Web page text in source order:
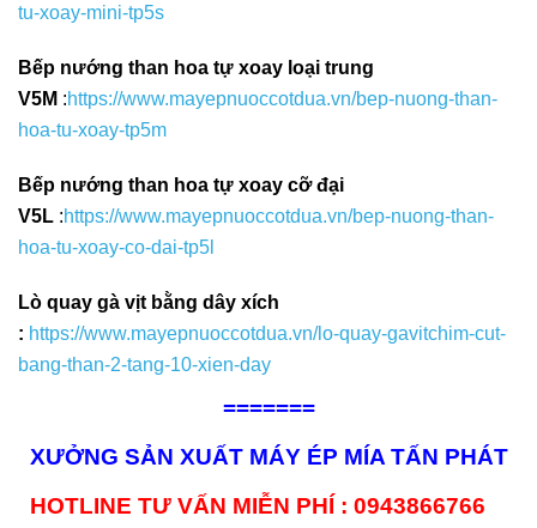
tu-xoay-mini-tp5s
Bếp nướng than hoa tự xoay loại trung
V5M :https://www.mayepnuoccotdua.vn/bep-nuong-than-
hoa-tu-xoay-tp5m
Bếp nướng than hoa tự xoay cỡ đại
V5L :https://www.mayepnuoccotdua.vn/bep-nuong-than-
hoa-tu-xoay-co-dai-tp5l
Lò quay gà vịt bằng dây xích
: https://www.mayepnuoccotdua.vn/lo-quay-gavitchim-cut-
bang-than-2-tang-10-xien-day
=======
XƯỞNG SẢN XUẤT MÁY ÉP MÍA TẤN PHÁT
HOTLINE TƯ VẤN MIỄN PHÍ : 0943866766